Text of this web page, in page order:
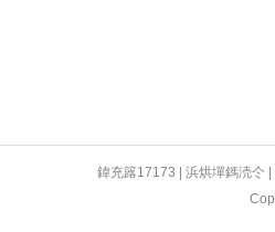
鍏充簬17173 浜烘墠鎷涜仒